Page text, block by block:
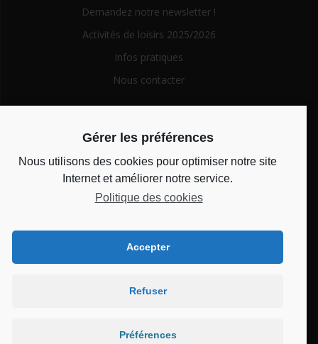
Demandez notre newsletter !
Activités de loisirs 2025/2026
Infos pratiques
Nous contacter
for:
Horaires d’ouverture
Du lundi au vendredi de 14h à 18h et le mercredi de 10h à
Bienvenue au CSC
Gérer les préférences
Nous utilisons des cookies pour optimiser notre site
Internet et améliorer notre service.
Politique des cookies
Accepter
Refuser
Préférences